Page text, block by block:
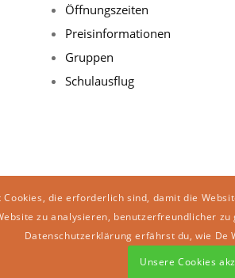
Öffnungszeiten
Preisinformationen
Gruppen
Schulausflug
Cookies, die erforderlich sind, damit die
zu analysieren, benutzerfreundlicher
Datenschutzerklärung erfährst du, wie De
Unsere Cookies